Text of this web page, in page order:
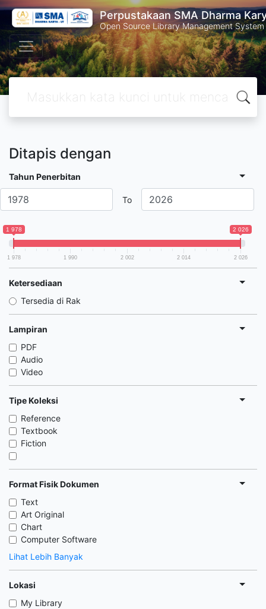
Perpustakaan SMA Dharma
Open Source Library Management System
Ditapis dengan
Tahun Penerbitan
To
1 978 2 026
1 978 1 990 2 002 2 014 2 026
Ketersediaan
Tersedia di Rak
Lampiran
PDF
Audio
Video
Tipe Koleksi
Reference
Textbook
Fiction
Format Fisik Dokumen
Text
Art Original
Chart
Computer Software
Lihat Lebih Banyak
Lokasi
My Library